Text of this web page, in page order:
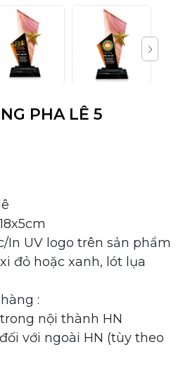
PHA LÊ 5
In UV logo trên sản phẩm
đỏ hoặc xanh, lót lụa
:
nội thành HN
với ngoài HN (tùy theo